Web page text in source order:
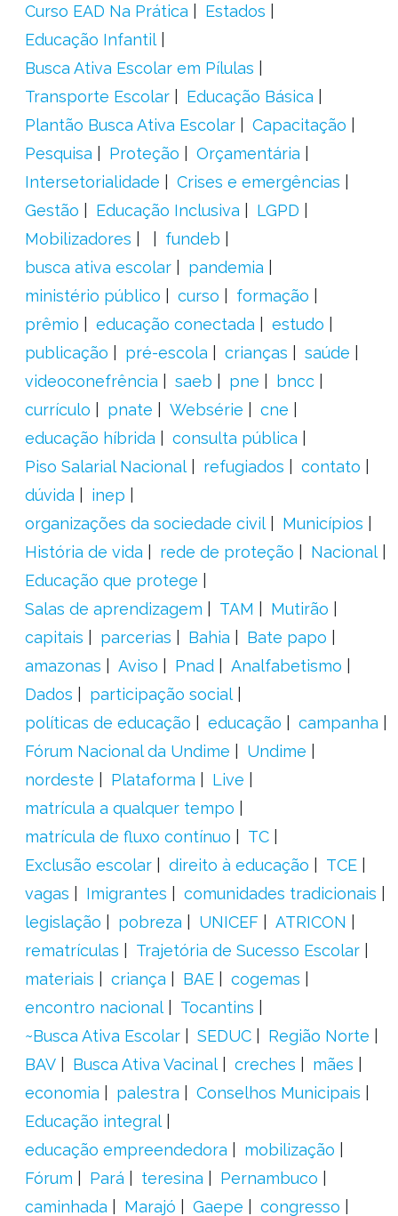
Curso EAD Na Prática
Estados
Educação Infantil
Busca Ativa Escolar em Pílulas
Transporte Escolar
Educação Básica
Plantão Busca Ativa Escolar
Capacitação
Pesquisa
Proteção
Orçamentária
Intersetorialidade
Crises e emergências
Gestão
Educação Inclusiva
LGPD
Mobilizadores
fundeb
busca ativa escolar
pandemia
ministério público
curso
formação
prêmio
educação conectada
estudo
publicação
pré-escola crianças
saúde
videoconefrência
saeb pne
bncc
currículo
pnate Websérie
cne
educação híbrida
consulta pública
Piso Salarial Nacional
refugiados
contato
dúvida
inep
organizações da sociedade civil
Municípios
História de vida
rede de proteção
Nacional
Educação que protege
Salas de aprendizagem
TAM
Mutirão
capitais
parcerias Bahia
Bate papo
amazonas
Aviso Pnad
Analfabetismo
Dados
participação social
políticas de educação
educação
campanha
Fórum Nacional da Undime
Undime
nordeste
Plataforma
Live
matrícula a qualquer tempo
matrícula de fluxo contínuo
TC
Exclusão escolar
direito à educação
TCE
vagas
Imigrantes
comunidades tradicionais
legislação
pobreza UNICEF
ATRICON
rematrículas
Trajetória de Sucesso Escolar
materiais
criança BAE
cogemas
encontro nacional
Tocantins
~Busca Ativa Escolar
SEDUC
Região Norte
BAV
Busca Ativa Vacinal creches
mães
economia
palestra
Conselhos Municipais
Educação integral
educação empreendedora
mobilização
Fórum
Pará teresina
Pernambuco
caminhada
Marajó Gaepe congresso